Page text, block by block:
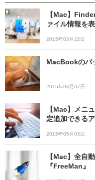
【Mac】
ァイル情報を
2015年03月22日
MacBookのバ
2015年03月07日
【Mac】メニ
定追加できる
2015年05月03日
【Mac】全自
『FreeMan』